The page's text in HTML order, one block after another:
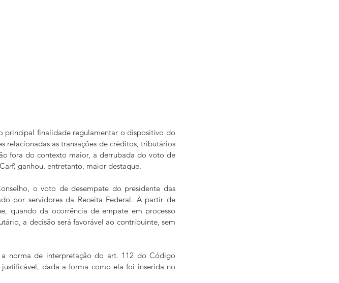
principal finalidade regulamentar o dispositivo do
as transações de créditos, tributários
fora do contexto maior, a derrubada do voto de
ganhou, entretanto, maior destaque.
o voto de desempate do presidente das
por servidores da Receita Federal. A partir de
quando da ocorrência de empate em processo
a decisão será favorável ao contribuinte, sem
norma de interpretação do art. 112 do Código
dada a forma como ela foi inserida no